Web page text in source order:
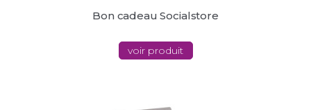
Bon cadeau Socialstore
voir produit